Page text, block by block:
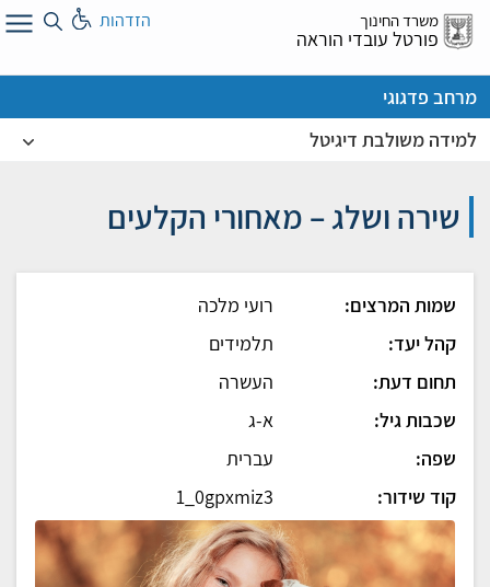
דלג
אל
משרד החינוך
פורטל עובדי הוראה
הזדהות
מרחב פדגוגי
למידה משולבת דיגיטל
שירה ושלג – מאחורי הקלעים
שמות המרצים:
רועי מלכה
קהל יעד:
תלמידים
תחום דעת:
העשרה
שכבות גיל:
א-ג
שפה:
עברית
קוד שידור:
1_0gpxmiz3